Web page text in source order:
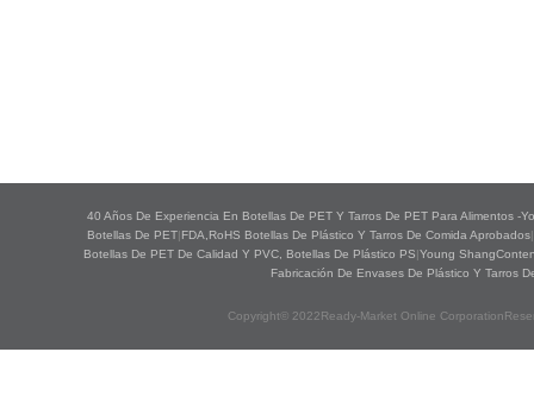
40 Años De Experiencia En Botellas De PET Y Tarros De PET Para Alimentos -
Botellas De PET|FDA,RoHS Botellas De Plástico Y Tarros De Comida Aprobados|
Botellas De PET De Calidad Y PVC, Botellas De Plástico PS|Young
Fabricación De Envases De Plástico Y Tarros
Copyright© 2022Ready-Market Online